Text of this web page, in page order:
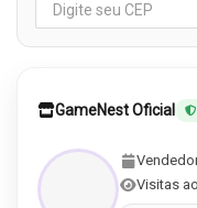
GameNest Oficial
Visitas